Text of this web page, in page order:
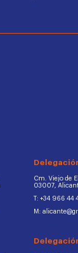
Cm. Viejo de
03007,
T: +34 966 44
M: